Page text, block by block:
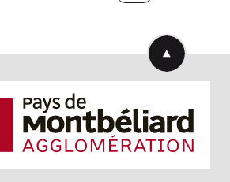
Retourner en